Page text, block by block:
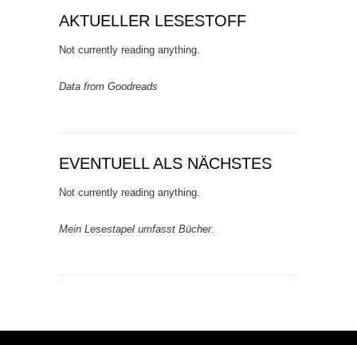
AKTUELLER LESESTOFF
Not currently reading anything.
Data from Goodreads
EVENTUELL ALS NÄCHSTES
Not currently reading anything.
Mein Lesestapel umfasst Bücher.